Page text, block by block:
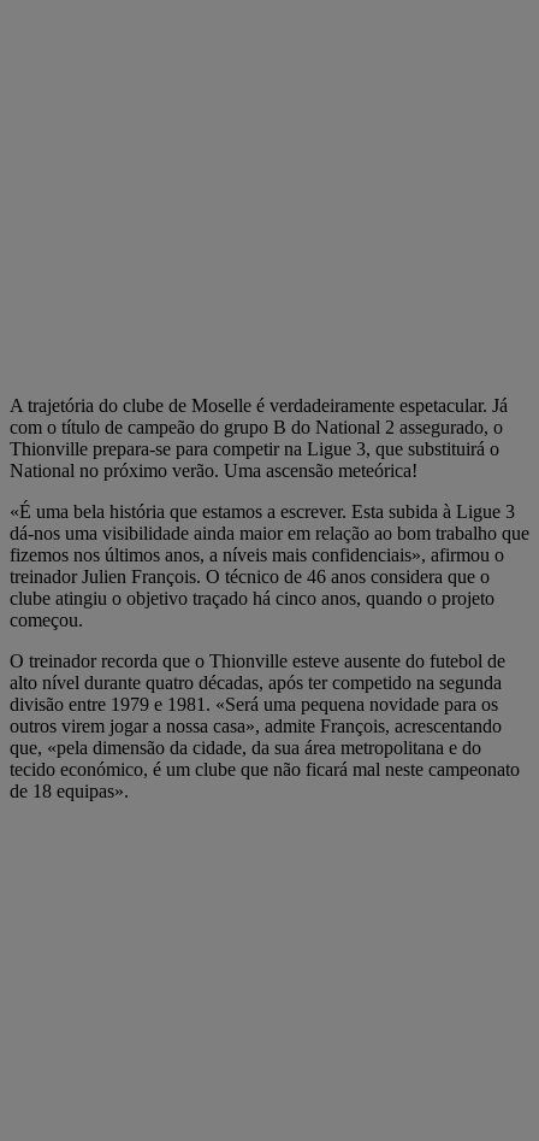
A trajetória do clube de Moselle é verdadeiramente espetacular. Já
com o título de campeão do grupo B do National 2 assegurado, o
Thionville prepara-se para competir na Ligue 3, que substituirá o
National no próximo verão. Uma ascensão meteórica!
«É uma bela história que estamos a escrever. Esta subida à Ligue 3
dá-nos uma visibilidade ainda maior em relação ao bom trabalho que
fizemos nos últimos anos, a níveis mais confidenciais», afirmou o
treinador Julien François. O técnico de 46 anos considera que o
clube atingiu o objetivo traçado há cinco anos, quando o projeto
começou.
O treinador recorda que o Thionville esteve ausente do futebol de
alto nível durante quatro décadas, após ter competido na segunda
divisão entre 1979 e 1981. «Será uma pequena novidade para os
outros virem jogar a nossa casa», admite François, acrescentando
que, «pela dimensão da cidade, da sua área metropolitana e do
tecido económico, é um clube que não ficará mal neste campeonato
de 18 equipas».